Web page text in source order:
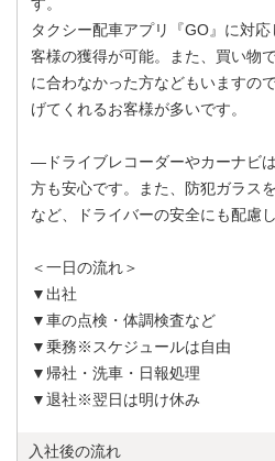
タクシー配車アプリ『GO』に対
客様の獲得が可能。また、買い物
に合わなかった方などもいますの
げてくれるお客様が多いです。
―ドライブレコーダーやカーナビ
方も安心です。また、防犯ガラス
など、ドライバーの安全にも配慮
＜一日の流れ＞
▼出社
▼車の点検・体調検査など
▼乗務※スケジュールは自由
▼帰社・洗車・日報処理
▼退社※翌日は明け休み
入社後の流れ